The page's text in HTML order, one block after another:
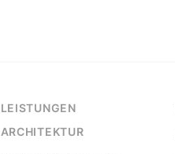
LEISTUNGEN
ARCHITEKTUR